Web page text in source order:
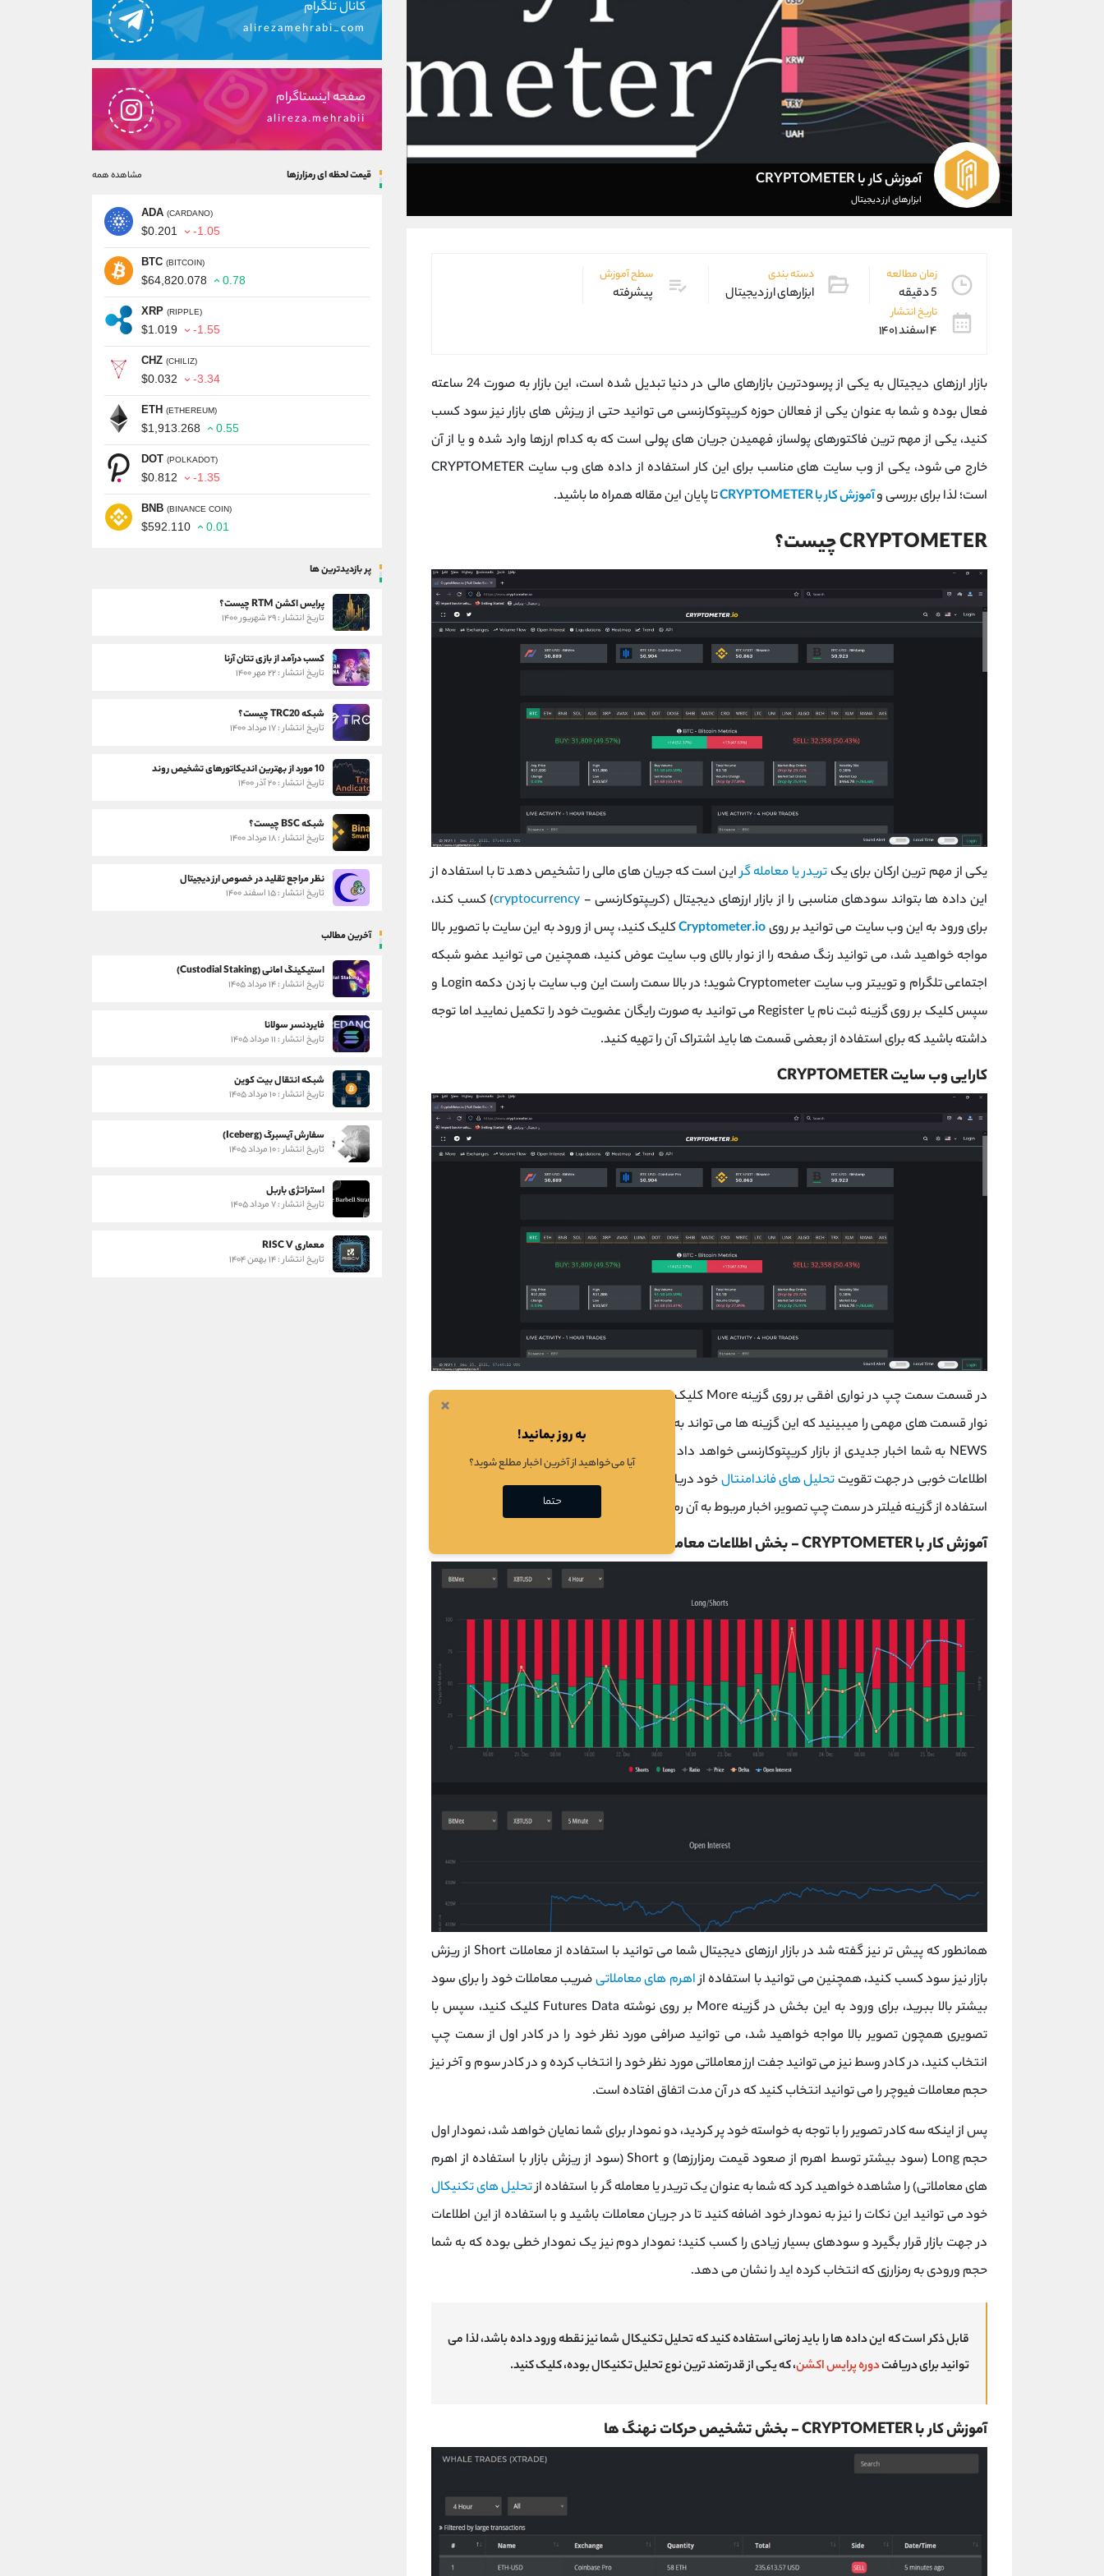
آموزش کار با CRYPTOMETER
ابزارهای ارز دیجیتال
زمان مطالعه
5 دقیقه
دسته بندی
ابزارهای ارز دیجیتال
سطح آموزش
پیشرفته
تاریخ انتشار
۴ اسفند ۱۴۰۱
بازار ارزهای دیجیتال به یکی از پرسودترین بازارهای مالی در دنیا تبدیل شده است، این بازار به صورت 24 ساعته
فعال بوده و شما به عنوان یکی از فعالان حوزه کریپتوکارنسی می توانید حتی از ریزش های بازار نیز سود کسب
کنید، یکی از مهم ترین فاکتورهای پولساز، فهمیدن جریان های پولی است که به کدام ارزها وارد شده و یا از آن
خارج می شود، یکی از وب سایت های مناسب برای این کار استفاده از داده های وب سایت CRYPTOMETER
است؛ لذا برای بررسی وآموزش کار با CRYPTOMETER تا پایان این مقاله همراه ما باشید.
CRYPTOMETER چیست؟
یکی از مهم ترین ارکان برای یک تریدر یا معامله گراین است که جریان های مالی را تشخیص دهد تا با استفاده از
این داده ها بتواند سودهای مناسبی را از بازار ارزهای دیجیتال (کریپتوکارنسی - cryptocurrency) کسب کند،
برای ورود به این وب سایت می توانید بر رویCryptometer.ioکلیک کنید، پس از ورود به این سایت با تصویر بالا
مواجه خواهید شد، می توانید رنگ صفحه را از نوار بالای وب سایت عوض کنید، همچنین می توانید عضو شبکه
اجتماعی تلگرام و توییتر وب سایت Cryptometer شوید؛ در بالا سمت راست این وب سایت با زدن دکمه Login و
سپس کلیک بر روی گزینه ثبت نام یا Register می توانید به صورت رایگان عضویت خود را تکمیل نمایید اما توجه
داشته باشید که برای استفاده از بعضی قسمت ها باید اشتراک آن را تهیه کنید.
کارایی وب سایت CRYPTOMETER
در قسمت سمت چپ در نواری افقی بر روی گزینه More کلیک کنید تا یک نوار عمودی را بتوانید ببینید، در این
NEWS به شما اخبار جدیدی از بازار کریپتوکارنسی خواهد داد و می توانید با رجوع به این قسمت از وب سایت
اطلاعات خوبی در جهت تقویت تحلیل های فاندامنتال
استفاده از گزینه فیلتر در سمت چپ تصویر، اخبار مربوط به آن رمزارز را دریافت کنید.
آموزش کار با CRYPTOMETER - بخش اطلاعات معاملات فیوچرز
همانطور که پیش تر نیز گفته شد در بازار ارزهای دیجیتال شما می توانید با استفاده از معاملات Short از ریزش
بازار نیز سود کسب کنید، همچنین می توانید با استفاده ازاهرم های معاملاتیضریب معاملات خود را برای سود
بیشتر بالا ببرید، برای ورود به این بخش در گزینه More بر روی نوشته Futures Data کلیک کنید، سپس با
تصویری همچون تصویر بالا مواجه خواهید شد، می توانید صرافی مورد نظر خود را در کادر اول از سمت چپ
انتخاب کنید، در کادر وسط نیز می توانید جفت ارز معاملاتی مورد نظر خود را انتخاب کرده و در کادر سوم و آخر نیز
حجم معاملات فیوچر را می توانید انتخاب کنید که در آن مدت اتفاق افتاده است.
پس از اینکه سه کادر تصویر را با توجه به خواسته خود پر کردید، دو نمودار برای شما نمایان خواهد شد، نمودار اول
حجم Long (سود بیشتر توسط اهرم از صعود قیمت رمزارزها) و Short (سود از ریزش بازار با استفاده از اهرم
های معاملاتی) را مشاهده خواهید کرد که شما به عنوان یک تریدر یا معامله گر با استفاده ازتحلیل های تکنیکال
خود می توانید این نکات را نیز به نمودار خود اضافه کنید تا در جریان معاملات باشید و با استفاده از این اطلاعات
در جهت بازار قرار بگیرد و سودهای بسیار زیادی را کسب کنید؛ نمودار دوم نیز یک نمودار خطی بوده که به شما
حجم ورودی به رمزارزی که انتخاب کرده اید را نشان می دهد.
قابل ذکر است که این داده ها را باید زمانی استفاده کنید که تحلیل تکنیکال شما نیز نقطه ورود داده باشد، لذا می
توانید برای دریافتدوره پرایس اکشن، که یکی از قدرتمند ترین نوع تحلیل تکنیکال بوده، کلیک کنید.
آموزش کار با CRYPTOMETER - بخش تشخیص حرکات نهنگ ها
کانال تلگرام
alirezamehrabi_com
صفحه اینستاگرام
alireza.mehrabii
قیمت لحظه ای رمزارزها مشاهده همه
ADA (CARDANO)
$0.201 -1.05
BTC (BITCOIN)
$64,820.078 0.78
XRP (RIPPLE)
$1.019 -1.55
CHZ (CHILIZ)
$0.032 -3.34
ETH (ETHEREUM)
$1,913.268 0.55
DOT (POLKADOT)
$0.812 -1.35
BNB (BINANCE COIN)
$592.110 0.01
پر بازدیدترین ها
پرایس اکشن RTM چیست؟
تاریخ انتشار : ۲۹ شهریور ۱۴۰۰
کسب درآمد از بازی تتان آرنا
تاریخ انتشار : ۲۲ مهر ۱۴۰۰
شبکه TRC20 چیست؟
تاریخ انتشار : ۱۷ مرداد ۱۴۰۰
10 مورد از بهترین اندیکاتورهای تشخیص روند
تاریخ انتشار : ۲۰ آذر ۱۴۰۰
شبکه BSC چیست؟
تاریخ انتشار : ۱۸ مرداد ۱۴۰۰
نظر مراجع تقلید در خصوص ارز دیجیتال
تاریخ انتشار : ۱۵ اسفند ۱۴۰۰
آخرین مطالب
استیکینگ امانی (Custodial Staking)
تاریخ انتشار : ۱۴ مرداد ۱۴۰۵
فایردنسر سولانا
تاریخ انتشار : ۱۱ مرداد ۱۴۰۵
شبکه انتقال بیت کوین
تاریخ انتشار : ۱۰ مرداد ۱۴۰۵
سفارش آیسبرگ (Iceberg)
تاریخ انتشار : ۱۰ مرداد ۱۴۰۵
استراتژی باربل
تاریخ انتشار : ۷ مرداد ۱۴۰۵
معماری RISC V
تاریخ انتشار : ۱۴ بهمن ۱۴۰۴
×
به روز بمانید!
آیا می‌خواهید از آخرین اخبار مطلع شوید؟
حتما